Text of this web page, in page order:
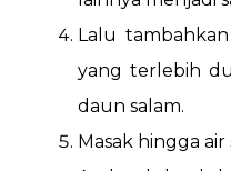
Lalu
yang terlebih
daun salam.
Masak hingga